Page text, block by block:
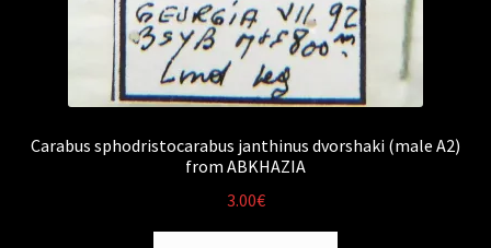
Carabus sphodristocarabus janthinus dvorshaki (male A2)
from ABKHAZIA
3.00€